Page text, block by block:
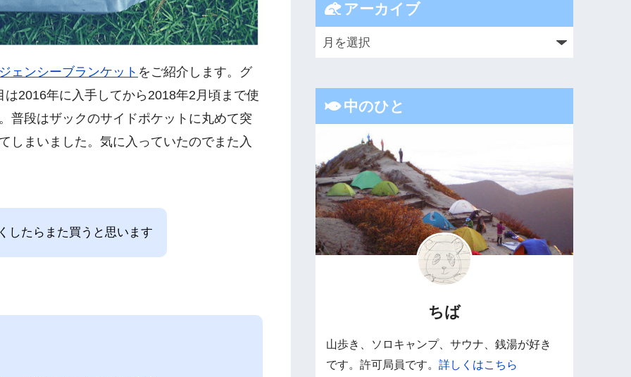
ェンシーブランケット をご紹介します。グ
2016年に入手してから2018年2月頃まで使
普段はザックのサイドポケットに丸めて突
しまいました。気に入っていたのでまた入
したらまた買うと思います
アーカイブ
中のひと
ちば
山歩き、ソロキャンプ、サウナ、銭湯が好き
です。許可局員です。詳しくはこちら